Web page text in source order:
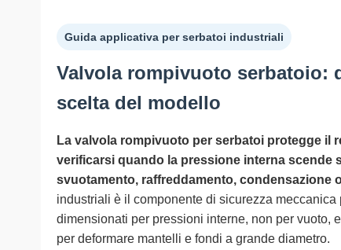
Guida applicativa per serbatoi industriali
Valvola rompivuoto serbatoio:
scelta del modello
La valvola rompivuoto per serbatoi protegge il
verificarsi quando la pressione interna scende
svuotamento, raffreddamento, condensazione
industriali è il componente di sicurezza
dimensionati per pressioni interne, non per vuoto,
per deformare mantelli e fondi a grande diametro.